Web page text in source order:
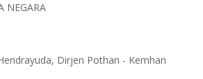
NEGARA
Dirjen Pothan - Kemhan